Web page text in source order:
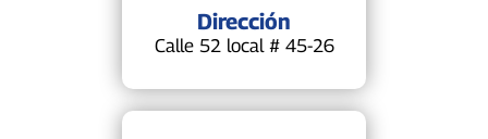
Dirección
Calle 52 local # 45-26